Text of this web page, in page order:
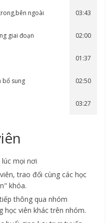
ngoài 03:43
giai đoạn 02:00
01:37
bổ sung 02:50
03:27
mọi nơi
trao đổi cùng các học
khóa.
thông qua nhóm
học viên khác trên nhóm.